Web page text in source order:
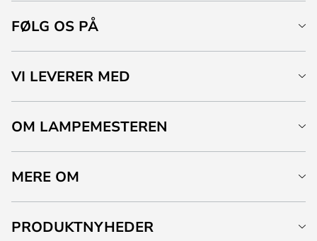
FØLG OS PÅ
VI LEVERER MED
OM LAMPEMESTEREN
MERE OM
PRODUKTNYHEDER